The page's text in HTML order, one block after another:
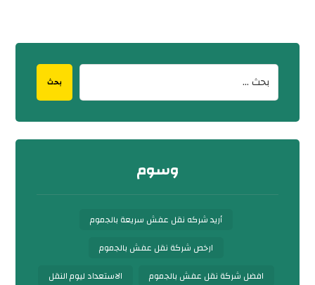
بحث
وسوم
أريد شركه نقل عفش سريعة بالجموم
ارخص شركة نقل عفش بالجموم
افضل شركة نقل عفش بالجموم
الاستعداد ليوم النقل